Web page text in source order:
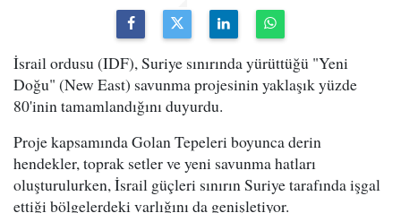
İsrail ordusu (IDF), Suriye sınırında yürüttüğü "Yeni
Doğu" (New East) savunma projesinin yaklaşık yüzde
80'inin tamamlandığını duyurdu.
Proje kapsamında Golan Tepeleri boyunca derin
hendekler, toprak setler ve yeni savunma hatları
oluşturulurken, İsrail güçleri sınırın Suriye tarafında işgal
ettiği bölgelerdeki varlığını da genişletiyor.